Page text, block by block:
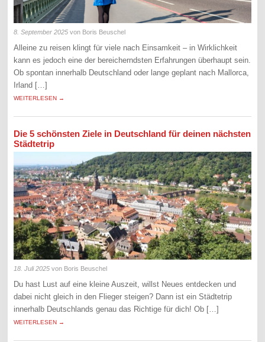
8. September 2025 von Boris Beuschel
Alleine zu reisen klingt für viele nach Einsamkeit – in Wirklichkeit
kann es jedoch eine der bereicherndsten Erfahrungen überhaupt sein.
Ob spontan innerhalb Deutschland oder lange geplant nach Mallorca,
Irland […]
WEITERLESEN →
Die 5 schönsten Ziele in Deutschland für deinen nächsten
Städtetrip
18. Juli 2025 von Boris Beuschel
Du hast Lust auf eine kleine Auszeit, willst Neues entdecken und
dabei nicht gleich in den Flieger steigen? Dann ist ein Städtetrip
innerhalb Deutschlands genau das Richtige für dich! Ob […]
WEITERLESEN →